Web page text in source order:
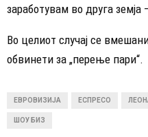
заработувам во друга
Во целиот случај се
обвинети за „перење пари“.
ЕВРОВИЗИЈА ЕСПРЕСО
ШОУ БИЗ